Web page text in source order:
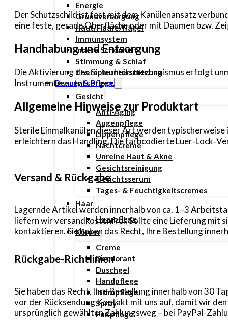
Energie
Grundversorgung
Haut/Haare/Nägel
Immunsystem
Innere Schönheit
Stimmung & Schlaf
Therapieunterstützung
Beauty & Pflege
Gesicht
Anti-Aging
Augenpflege
Lippenpflege
Nachtcreme
Unreine Haut & Akne
Gesichtsreinigung
Gesichtsserum
Tages- & Feuchtigkeitscremes
Haar
Haarpflege
Körper
Creme
Deodorant
Duschgel
Handpflege
Intimpflege
Spray
Fußpflege
Der Schutzschild ist fest mit dem Kanülenansatz
eine feste, gerade Oberfläche oder mit Daumen bzw.
Handhabung und Entsorgung
Die Aktivierung des Sicherheitsmechanismus erfolgt
Instrumente zu entsorgen.
Allgemeine Hinweise zur Produktart
Sterile Einmalkanülen dieser Art werden
erleichtern das Handling. Die farbcodierte
Versand & Rückgabe
Lagernde Artikel werden innerhalb von ca. 1–3
liefern wir versandkostenfrei. Sollte eine Lieferung mit
kontaktieren. Sie haben das Recht, Ihre Bestellung
Rückgabe-Richtlinien
Sie haben das Recht, Ihre Bestellung innerhalb von 30
vor der Rücksendung Kontakt mit uns auf, damit wir
ursprünglich gewählten Zahlungsweg – bei PayPal-